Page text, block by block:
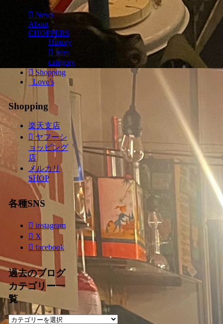
News
About
CHOPPERS
History
Item
category
Shopping
Love’s
Shopping
楽天支店
ヤフーシ
ョッピング
店
メルカリ
SHOP
各種SNS
instagram
X
facebook
過去のブログ
カテゴリー一
覧
過